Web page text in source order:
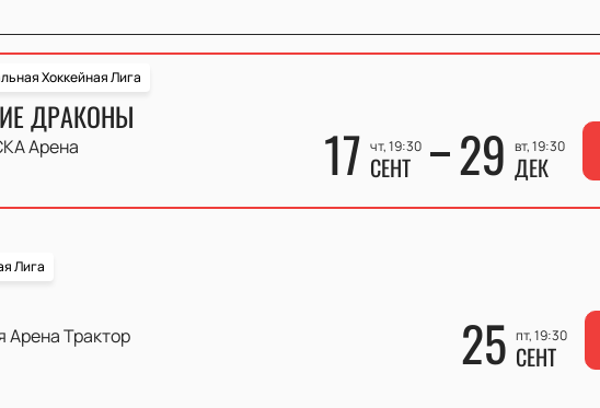
Хоккейная Лига
ДРАКОНЫ
Арена 17 чт, 19:30
СЕНТ 29 вт, 19:30
ДЕК
Лига
Арена Трактор 25 пт, 19:30
СЕНТ